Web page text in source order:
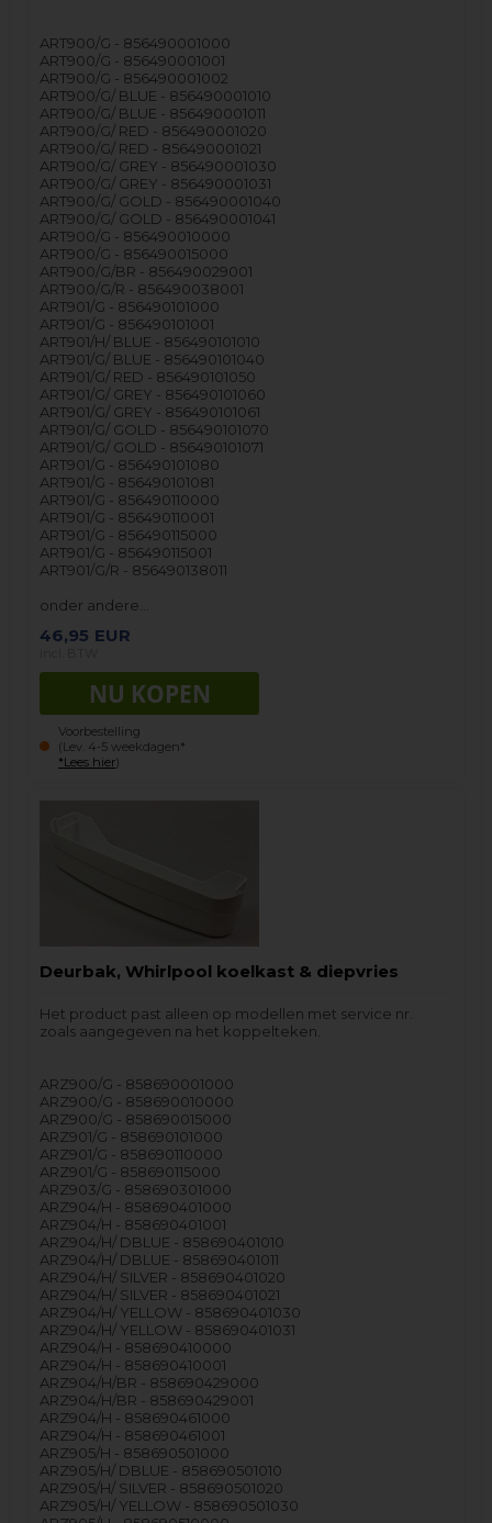
ART900/G - 856490001000
ART900/G - 856490001001
ART900/G - 856490001002
ART900/G/ BLUE - 856490001010
ART900/G/ BLUE - 856490001011
ART900/G/ RED - 856490001020
ART900/G/ RED - 856490001021
ART900/G/ GREY - 856490001030
ART900/G/ GREY - 856490001031
ART900/G/ GOLD - 856490001040
ART900/G/ GOLD - 856490001041
ART900/G - 856490010000
ART900/G - 856490015000
ART900/G/BR - 856490029001
ART900/G/R - 856490038001
ART901/G - 856490101000
ART901/G - 856490101001
ART901/H/ BLUE - 856490101010
ART901/G/ BLUE - 856490101040
ART901/G/ RED - 856490101050
ART901/G/ GREY - 856490101060
ART901/G/ GREY - 856490101061
ART901/G/ GOLD - 856490101070
ART901/G/ GOLD - 856490101071
ART901/G - 856490101080
ART901/G - 856490101081
ART901/G - 856490110000
ART901/G - 856490110001
ART901/G - 856490115000
ART901/G - 856490115001
ART901/G/R - 856490138011
onder andere…
46,95 EUR
Voorbestelling
(Lev. 4-5 weekdagen*
*Lees hier)
Deurbak, Whirlpool koelkast & diepvries
Het product past alleen op modellen met service nr.
zoals aangegeven na het koppelteken.
ARZ900/G - 858690001000
ARZ900/G - 858690010000
ARZ900/G - 858690015000
ARZ901/G - 858690101000
ARZ901/G - 858690110000
ARZ901/G - 858690115000
ARZ903/G - 858690301000
ARZ904/H - 858690401000
ARZ904/H - 858690401001
ARZ904/H/ DBLUE - 858690401010
ARZ904/H/ DBLUE - 858690401011
ARZ904/H/ SILVER - 858690401020
ARZ904/H/ SILVER - 858690401021
ARZ904/H/ YELLOW - 858690401030
ARZ904/H/ YELLOW - 858690401031
ARZ904/H - 858690410000
ARZ904/H - 858690410001
ARZ904/H/BR - 858690429000
ARZ904/H/BR - 858690429001
ARZ904/H - 858690461000
ARZ904/H - 858690461001
ARZ905/H - 858690501000
ARZ905/H/ DBLUE - 858690501010
ARZ905/H/ SILVER - 858690501020
ARZ905/H/ YELLOW - 858690501030